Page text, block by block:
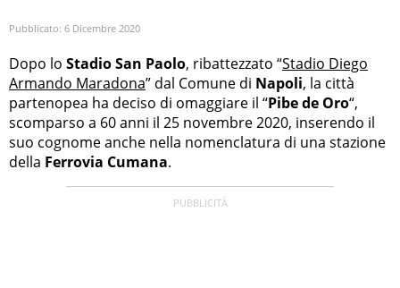
Pubblicato: 6 Dicembre 2020
Dopo lo Stadio San Paolo, ribattezzato “Stadio Diego
Armando Maradona” dal Comune di Napoli, la città
partenopea ha deciso di omaggiare il “Pibe de Oro“,
scomparso a 60 anni il 25 novembre 2020, inserendo il
suo cognome anche nella nomenclatura di una stazione
della Ferrovia Cumana.